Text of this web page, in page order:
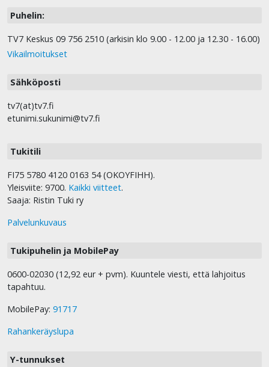
Puhelin:
TV7 Keskus 09 756 2510 (arkisin klo 9.00 - 12.00 ja 12.30 - 16.00)
Vikailmoitukset
Sähköposti
tv7(at)tv7.fi
etunimi.sukunimi@tv7.fi
Tukitili
FI75 5780 4120 0163 54 (OKOYFIHH).
Yleisviite: 9700. Kaikki viitteet.
Saaja: Ristin Tuki ry
Palvelunkuvaus
Tukipuhelin ja MobilePay
0600-02030 (12,92 eur + pvm). Kuuntele viesti, että lahjoitus
tapahtuu.
MobilePay: 91717
Rahankeräyslupa
Y-tunnukset